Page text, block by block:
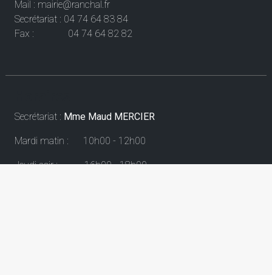
Mail : mairie@ranchal.fr
Secrétariat : 04 74 64 83 84
Fax : 04 74 64 82 82
Secrétariat : Mme Maud MERCIER
Mardi matin : 10h00 - 12h00
Jeudi soir : 16h00 - 18h00